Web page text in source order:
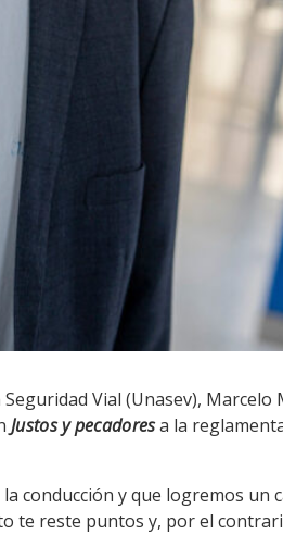
Vial (Unasev),
Justos y pecadoresa la
conducción y que logremos
te reste puntos y, por el